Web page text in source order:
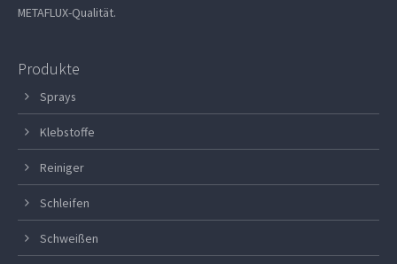
METAFLUX-Qualität.
Produkte
Sprays
Klebstoffe
Reiniger
Schleifen
Schweißen